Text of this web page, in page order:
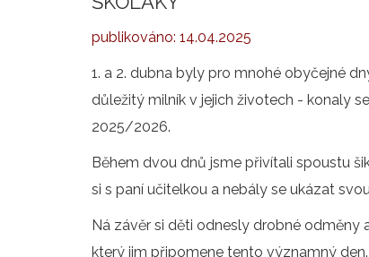
publikováno: 14.04.2025
1. a 2. dubna byly pro mnohé obyčejné
důležitý milník v jejich životech - konaly
2025/2026.
Během dvou dnů jsme přivítali spoustu
si s paní učitelkou a nebály se ukázat
Ná závěr si děti odnesly drobné odměny
který jim připomene tento významný den.